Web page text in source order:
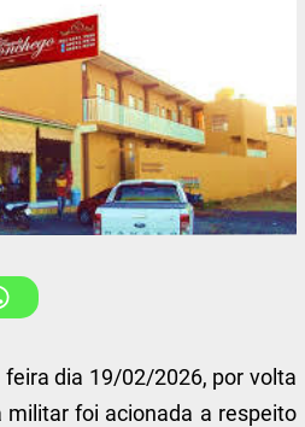
dia 19/02/2026, por volta
militar foi acionada a respeito